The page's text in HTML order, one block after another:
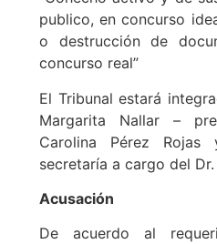
publico, en concurso
o destrucción de
concurso real”
El Tribunal estará
Margarita Nallar –
Carolina Pérez
secretaría a cargo del
Acusación
De acuerdo al